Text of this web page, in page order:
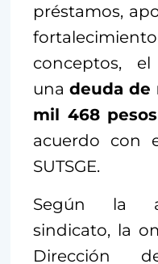
préstamos,
conceptos,
una deuda de
mil 468 pesos
acuerdo con
SUTSGE.
Según la
sindicato, la
Dirección